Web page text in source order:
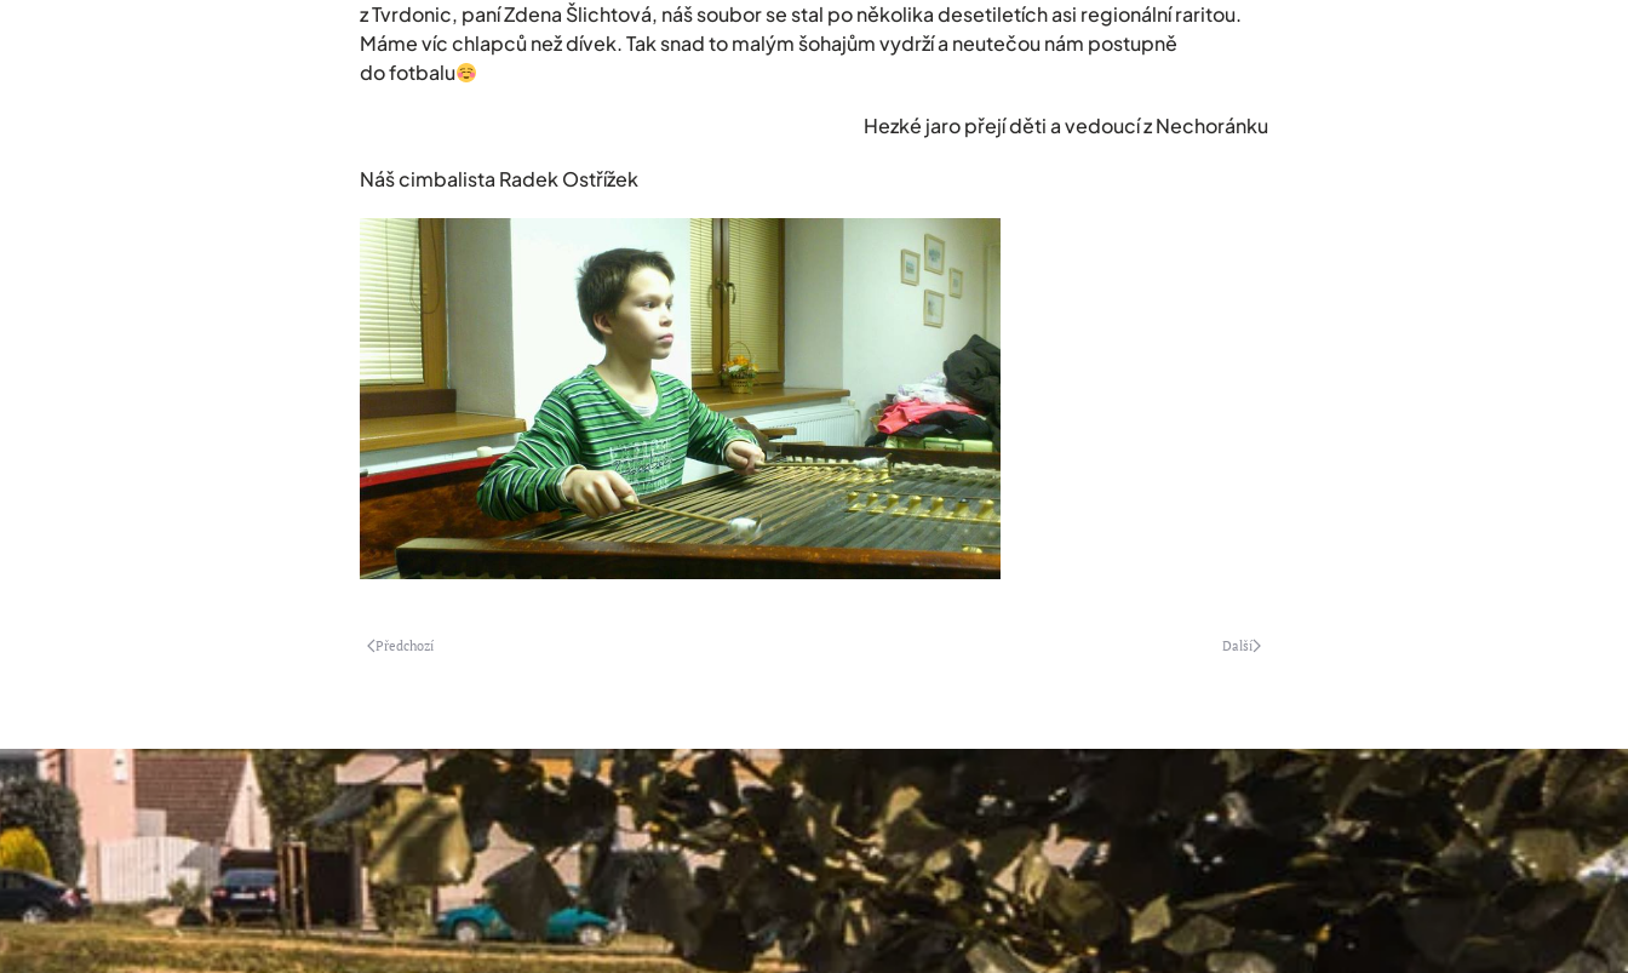
z Tvrdonic, paní Zdena Šlichtová, náš soubor se stal po několika desetiletích asi regionální raritou.
Máme víc chlapců než dívek. Tak snad to malým šohajům vydrží a neutečou nám postupně
do fotbalu
Hezké jaro přejí děti a vedoucí z Nechoránku
Náš cimbalista Radek Ostřížek
Předchozí Další